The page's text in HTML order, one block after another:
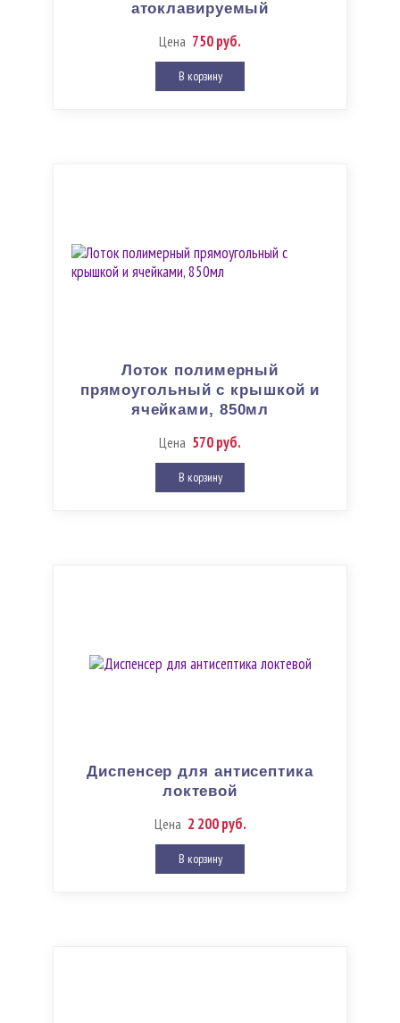
атоклавируемый
Цена 750 руб.
В корзину
Лоток полимерный
прямоугольный с крышкой и
ячейками, 850мл
Цена 570 руб.
В корзину
Диспенсер для антисептика
локтевой
Цена 2 200 руб.
В корзину